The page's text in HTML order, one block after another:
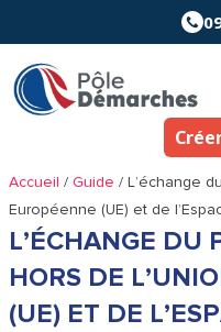
au
contenu
Accueil /Guide /L’échange
Européenne (UE) et de
L’ÉCHANGE DU
HORS DE
(UE) ET DE